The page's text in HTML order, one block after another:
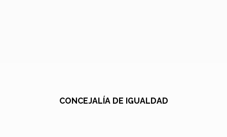
CONCEJALÍA DE IGUALDAD